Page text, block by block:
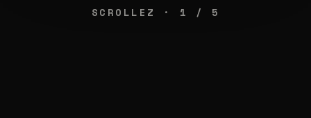
SCROLLEZ · 1 / 5